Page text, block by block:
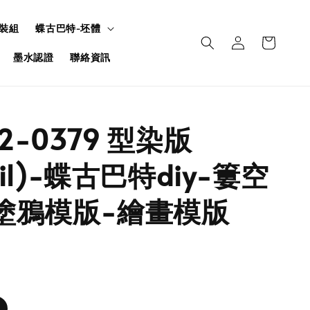
組
蝶古巴特-坯體
墨水認證
聯絡資訊
0379 型染版
蝶古巴特diy-簍空
鴉模版-繪畫模版